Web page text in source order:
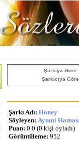
Şarkıya Göre:
Şarkıcıya
Şarkı Adı: Honey
Söyleyen: Ayumi
Puan: 0.0 (0 kişi oyladı)
Görüntüleme: 952